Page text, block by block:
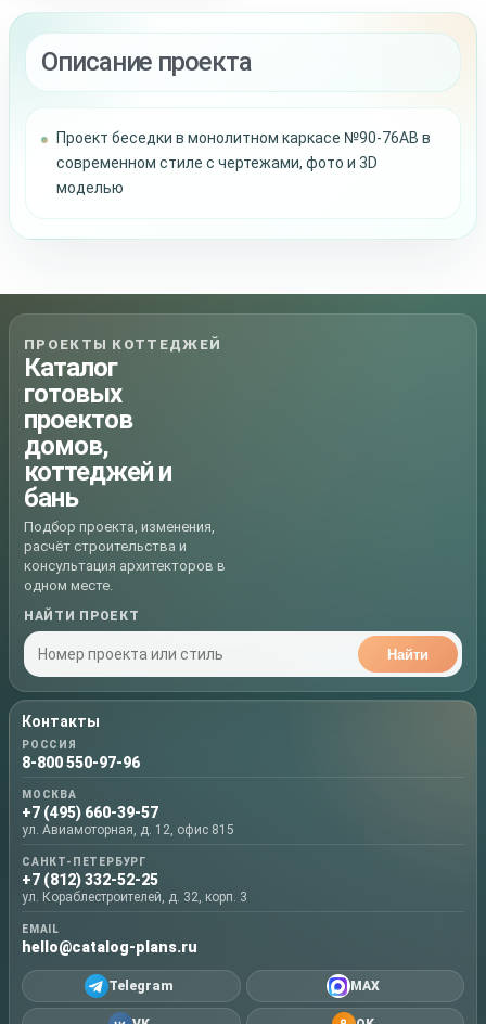
Описание проекта
Проект беседки в монолитном каркасе №90-76AB в
современном стиле с чертежами, фото и 3D
моделью
ПРОЕКТЫ КОТТЕДЖЕЙ
Каталог
готовых
проектов
домов,
коттеджей и
бань
Подбор проекта, изменения,
расчёт строительства и
консультация архитекторов в
одном месте.
НАЙТИ ПРОЕКТ
Найти
Контакты
РОССИЯ
8-800 550-97-96
МОСКВА
+7 (495) 660-39-57
ул. Авиамоторная, д. 12, офис 815
САНКТ-ПЕТЕРБУРГ
+7 (812) 332-52-25
ул. Кораблестроителей, д. 32, корп. 3
EMAIL
hello@catalog-plans.ru
Telegram MAX